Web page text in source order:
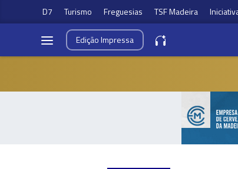
D7 Turismo Freguesias TSF Madeira
EdiçãoImpressa